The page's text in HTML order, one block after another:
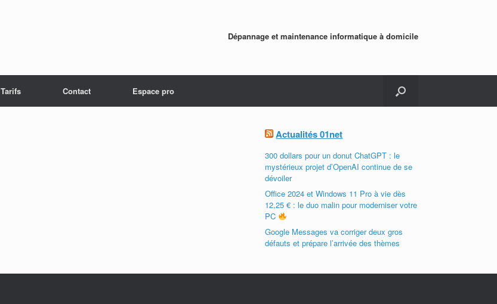
Dépannage et maintenance informatique à domicile
Tarifs Contact Espace pro
Actualités 01net
300 dollars pour un donut ChatGPT : le
mystérieux projet d’OpenAI continue de se
dévoiler
Office 2024 et Windows 11 Pro à vie dès
12,25 € : le duo malin pour moderniser votre
PC
Google Messages va corriger deux gros
défauts et prépare l’arrivée des thèmes